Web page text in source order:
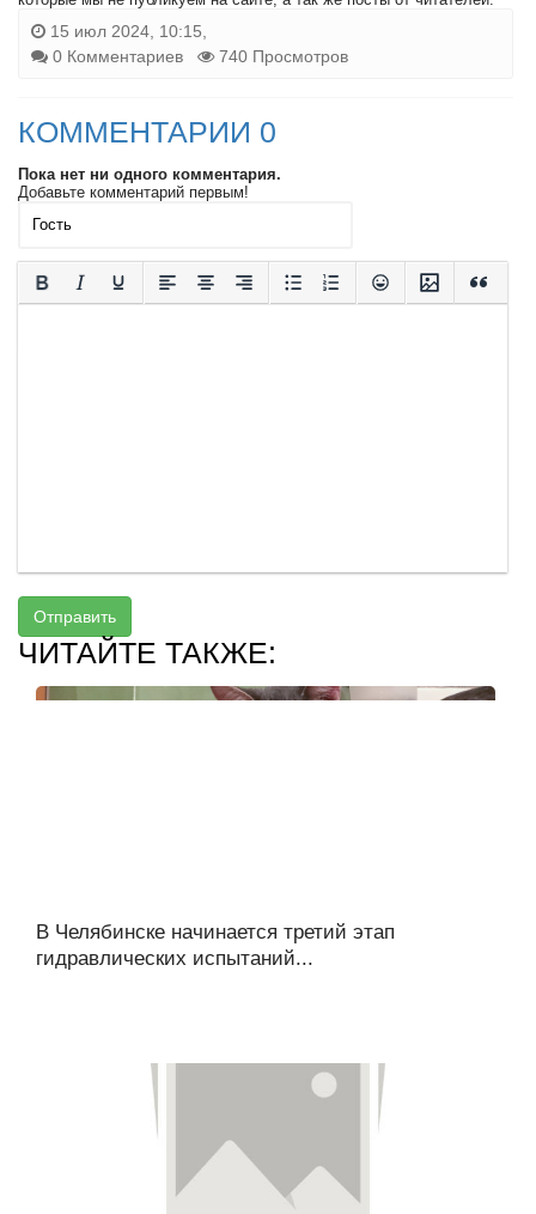
15 июл 2024, 10:15,
0 Комментариев
740 Просмотров
КОММЕНТАРИИ 0
Пока нет ни одного комментария.
Добавьте комментарий первым!
Отправить
ЧИТАЙТЕ ТАКЖЕ:
В Челябинске начинается третий этап
гидравлических испытаний...